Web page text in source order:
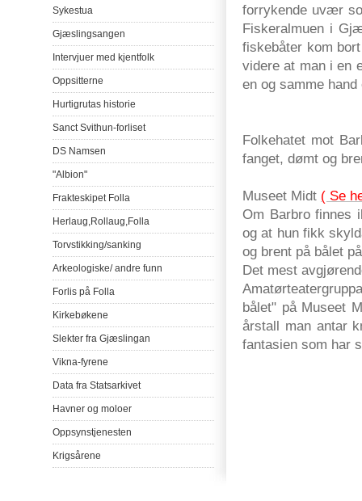
Sykestua
Gjæslingsangen
Intervjuer med kjentfolk
Oppsitterne
Hurtigrutas historie
Sanct Svithun-forliset
DS Namsen
"Albion"
Frakteskipet Folla
Herlaug,Rollaug,Folla
Torvstikking/sanking
Arkeologiske/andre funn
Forlis på Folla
Kirkebøkene
Slekter fra Gjæslingan
Vikna-fyrene
Data fra Statsarkivet
Havner og moloer
Oppsynstjenesten
Krigsårene
forrykende uvær
Fiskeralmuen i
fiskebåter kom bort
videre at man i en
en og samme hand
Folkehatet mot
fanget, dømt og
Museet Midt ( Se
Om Barbro finnes
og at hun fikk
og brent på bålet på
Det mest
Amatørteatergruppa
bålet" på Museet
årstall man antar
fantasien som har